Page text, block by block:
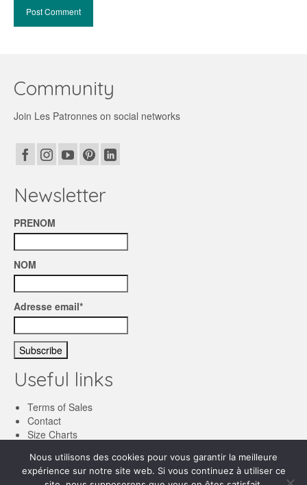
Community
Join Les Patronnes on social networks
Newsletter
PRENOM
NOM
Adresse email*
Useful links
Terms of Sales
Contact
Size Charts
Nous utilisons des cookies pour vous garantir la meilleure
expérience sur notre site web. Si vous continuez à utiliser ce